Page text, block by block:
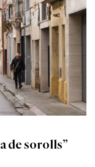
de sorolls”